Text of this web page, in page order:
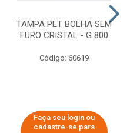
TAMPA PET BOLHA SEM
FURO CRISTAL - G 800
Código: 60619
Faça seu login ou
cadastre-se para